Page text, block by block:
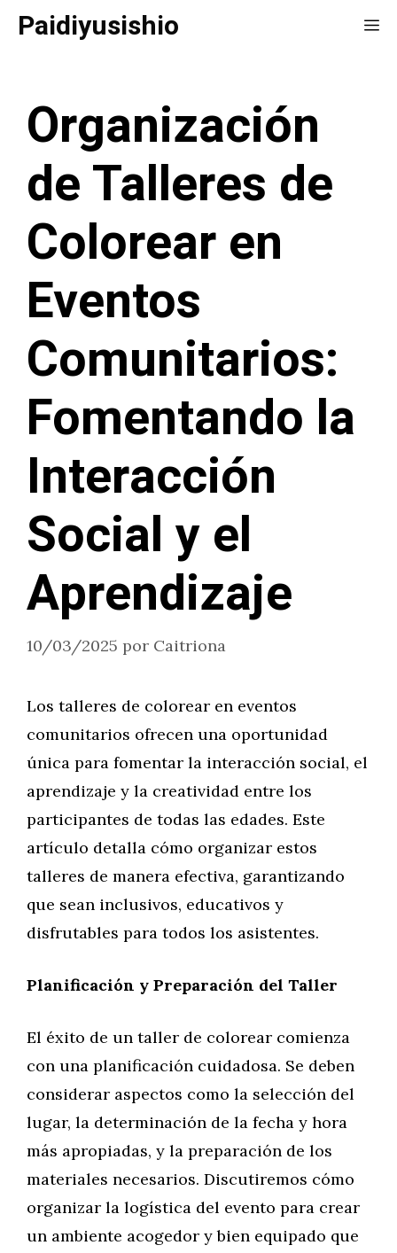
SaltarPaidiyusishio
Organización
de Talleres de
Colorear en
Eventos
Comunitarios:
Fomentando la
Interacción
Social y el
Aprendizaje
10/03/2025 por Caitriona
Los talleres de colorear en eventos
comunitarios ofrecen una oportunidad
única para fomentar la interacción social, el
aprendizaje y la creatividad entre los
participantes de todas las edades. Este
artículo detalla cómo organizar estos
talleres de manera efectiva, garantizando
que sean inclusivos, educativos y
disfrutables para todos los asistentes.
Planificación y Preparación del Taller
El éxito de un taller de colorear comienza
con una planificación cuidadosa. Se deben
considerar aspectos como la selección del
lugar, la determinación de la fecha y hora
más apropiadas, y la preparación de los
materiales necesarios. Discutiremos cómo
organizar la logística del evento para crear
un ambiente acogedor y bien equipado que